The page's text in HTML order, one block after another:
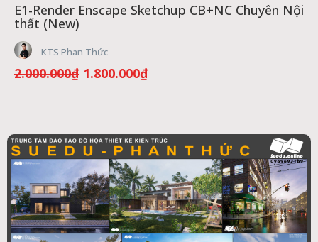
E1-Render Enscape Sketchup CB+NC Chuyên Nội
thất (New)
KTS Phan Thức
2.000.000₫ Giá
1.800.000₫Giá